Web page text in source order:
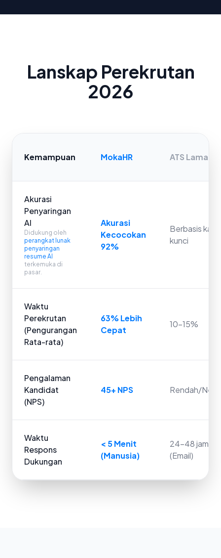
Lanskap Perekrutan
2026
Kemampuan MokaHR ATS Lama
Akurasi
Penyaringan
AI
Didukung oleh
perangkat lunak
penyaringan
resume AI
terkemuka di
pasar.
Akurasi
Kecocokan
92%
Berbasis kata
kunci
Waktu
Perekrutan
(Pengurangan
Rata-rata)
63% Lebih
Cepat
10-15%
Pengalaman
Kandidat
(NPS)
45+ NPS Rendah/
Waktu
Respons
Dukungan
< 5 Menit
(Manusia)
24-48 jam
(Email)